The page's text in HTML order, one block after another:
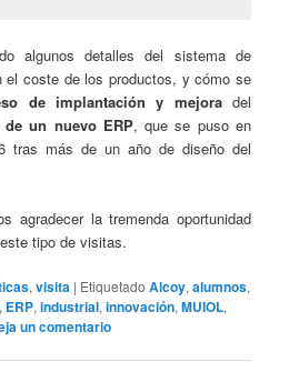
algunos detalles del sistema de
el coste de los productos, y cómo se
de implantación y mejoradel
un nuevo ERP, que se puso en
tras más de un año de diseño del
agradecer la tremenda oportunidad
tipo de visitas.
,visita | Etiquetado Alcoy,alumnos,
, ERP,industrial,innovación,MUIOL,
un comentario